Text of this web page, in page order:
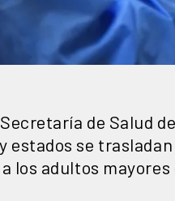
de Salud
estados se
los adultos